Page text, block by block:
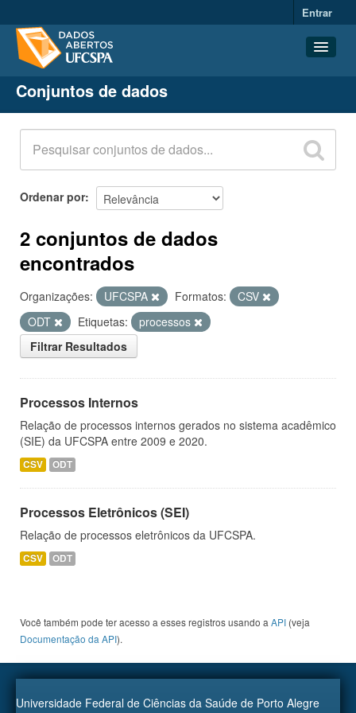
Entrar
Conjuntos de dados
Organizações
Grupos
Sobre
Conjuntos de dados
Ordenar por
2 conjuntos de dados
encontrados
Organizações: UFCSPA Formatos:
CSV
ODT
Etiquetas:
processos
Filtrar Resultados
Processos Internos
Relação de processos internos gerados no sistema acadêmico
(SIE) da UFCSPA entre 2009 e 2020.
CSV ODT
Processos Eletrônicos (SEI)
Relação de processos eletrônicos da UFCSPA.
CSV ODT
Você também pode ter acesso a esses registros usando a API (veja
Documentação da API).
Universidade Federal de Ciências da Saúde de Porto Alegre